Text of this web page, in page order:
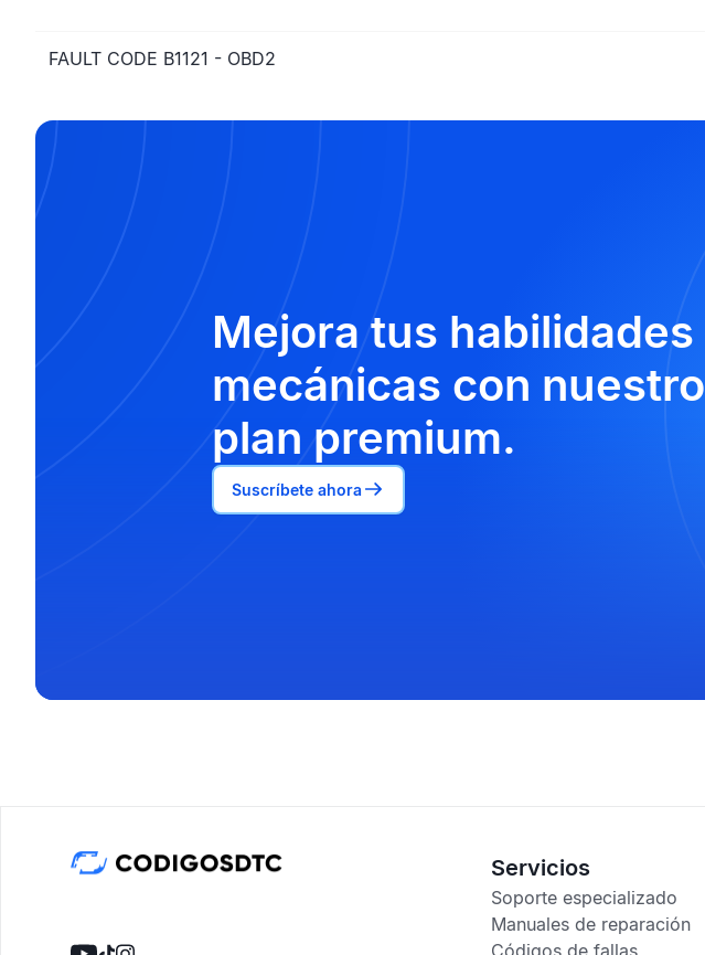
FAULT CODE B1121 - OBD2
Mejora tus habilidades
mecánicas con nuestro
plan premium.
Suscríbete ahora
Servicios
Soporte especializado
Manuales de reparación